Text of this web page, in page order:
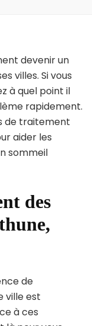
devenir un
villes. Si vous
à quel point il
rapidement.
de traitement
aider les
sommeil
des
de
ville est
à ces